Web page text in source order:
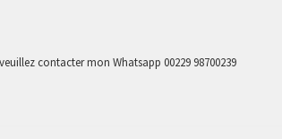
contacter mon Whatsapp 00229 98700239